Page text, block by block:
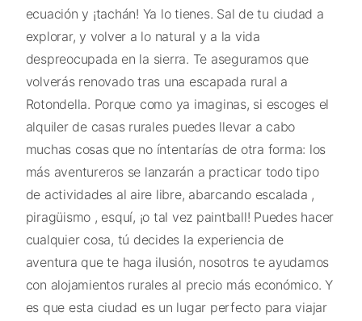
ecuación y ¡tachán! Ya lo tienes. Sal de tu ciudad a
explorar, y volver a lo natural y a la vida
despreocupada en la sierra. Te aseguramos que
volverás renovado tras una escapada rural a
Rotondella. Porque como ya imaginas, si escoges el
alquiler de casas rurales puedes llevar a cabo
muchas cosas que no íntentarías de otra forma: los
más aventureros se lanzarán a practicar todo tipo
de actividades al aire libre, abarcando escalada ,
piragüismo , esquí, ¡o tal vez paintball! Puedes hacer
cualquier cosa, tú decides la experiencia de
aventura que te haga ilusión, nosotros te ayudamos
con alojamientos rurales al precio más económico. Y
es que esta ciudad es un lugar perfecto para viajar